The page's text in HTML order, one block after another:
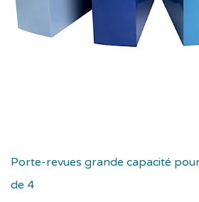
Porte-revues grande capacité
de 4